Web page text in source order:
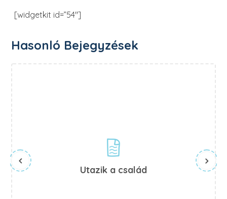
[widgetkit id=”54″]
Hasonló Bejegyzések
Utazik a család